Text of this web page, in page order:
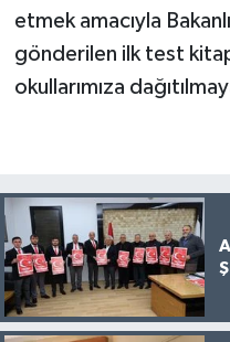
etmek amacıyla
gönderilen ilk test
okullarımıza